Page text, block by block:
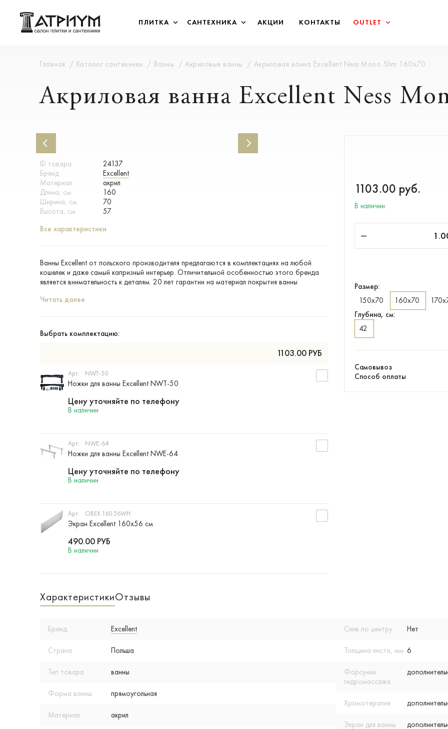
ПЛИТКА САНТЕХНИКА АКЦИИ КОНТАКТЫ OUTLET
Главная Каталог сантехники Ванны Акриловые ванны Акриловая ванна Excellent Ness Mono Slim 160х70
Акриловая ванна Excellent Ness
ID товара
24137
Бренд
Excellent
Материал
акрил
Длина, см
160
Ширина, см
70
Высота, см
57
Все характеристики
Ванны Excellent от польского производителя предлагаются в комплектациях на любой
кошелек и даже самый капризный интерьер. Отличительной особенностью этого бренда
является внимательность к деталям. 20 лет гарантии на материал покрытия ванны
Читать далее
Выбрать комплектацию:
1103.00 РУБ
Ножки для ванны Excellent NWT-50
Арт: NWT-50
В наличии
Цену уточняйте по телефону
Ножки для ванны Excellent NWE-64
Арт: NWE-64
В наличии
Цену уточняйте по телефону
Экран Excellent 160х56 см
Арт: OBEX.160.56WH
В наличии
490.00 РУБ
1103.00 руб.
В наличии
Размер:
150х70
160х70
Глубина, см:
42
Самовывоз
Способ оплаты
ХарактеристикиОтзывы
Бренд Excellent
Страна Польша
Тип товара ванны
Форма ванны прямоугольная
Материал акрил
Слив по центру Нет
Толщина листа, мм 6
Форсунки
гидромассажа
Хромотерапия
Экран для ванны